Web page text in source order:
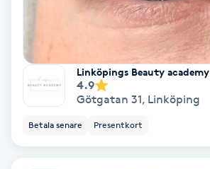
Triggerpunktsmassage
Trådning
Träning
Linköpings Beauty academy
4.9
Götgatan 31, Linköping
Betala senare Presentkort